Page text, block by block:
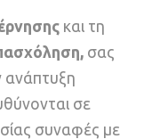
και τη
σας
ανάπτυξη
σε
συναφές με